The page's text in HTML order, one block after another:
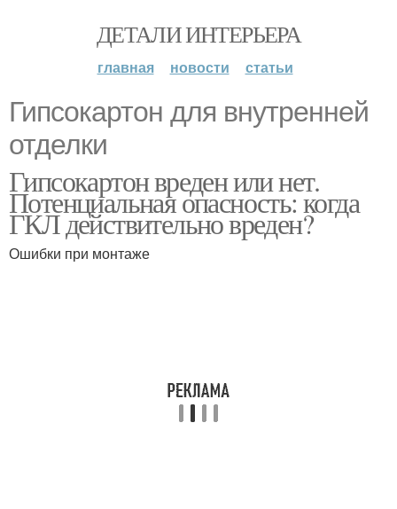
ДЕТАЛИ ИНТЕРЬЕРА
главная новости статьи
Гипсокартон для внутренней
отделки
Гипсокартон вреден или нет.
Потенциальная опасность: когда
ГКЛ действительно вреден?
Ошибки при монтаже